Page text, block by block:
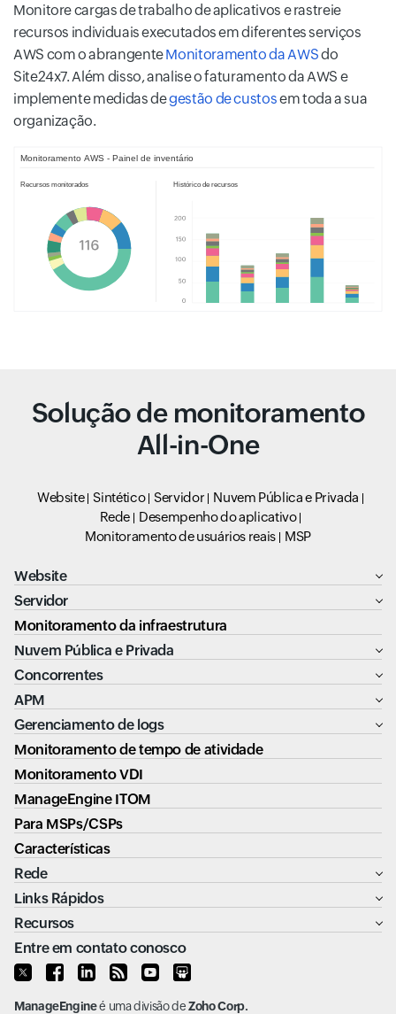
Monitore cargas de trabalho de aplicativos e rastreie
recursos individuais executados em diferentes serviços
AWS com o abrangenteMonitoramento da AWSdo
Site24x7. Além disso, analise o faturamento da AWS e
implemente medidas degestão de custosem toda a sua
organização.
Solução de monitoramento
All-in-One
Website Sintético Servidor
Nuvem Pública e Privada
Rede
Desempenho do aplicativo
Monitoramento de usuários reais
MSP
Website
Servidor
Monitoramento da infraestrutura
Nuvem Pública e Privada
Concorrentes
APM
Gerenciamento de logs
Monitoramento de tempo de atividade
Monitoramento VDI
ManageEngine ITOM
Para MSPs/CSPs
Características
Rede
Links Rápidos
Recursos
Entre em contato conosco
ManageEngineé uma divisão deZoho Corp.